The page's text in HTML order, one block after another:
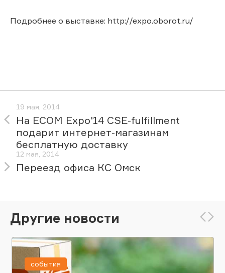
Подробнее о выставке: http://expo.oborot.ru/
19 мая, 2014
На ECOM Expo'14 CSE-fulfillment
подарит интернет-магазинам
бесплатную доставку
12 мая, 2014
Переезд офиса КС Омск
Другие новости
события